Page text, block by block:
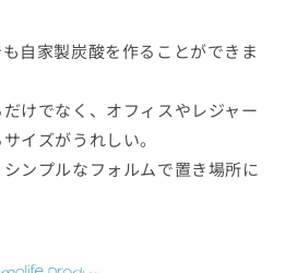
自家製炭酸を作ることができま
けでなく、オフィスやレジャー
イズがうれしい。
ンプルなフォルムで置き場所に